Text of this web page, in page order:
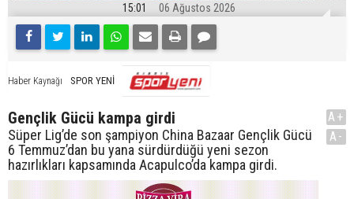
15:01 06 Ağustos 2026
Haber Kaynağı SPOR YENİ
Gençlik Gücü kampa girdi
Süper Lig’de son şampiyon China Bazaar Gençlik Gücü
6 Temmuz’dan bu yana sürdürdüğü yeni sezon
hazırlıkları kapsamında Acapulco’da kampa girdi.
A+
A-